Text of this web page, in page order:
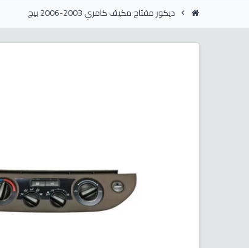
chevron_right ديكور مفتاح مكيف كامري 2003-2006 بيج